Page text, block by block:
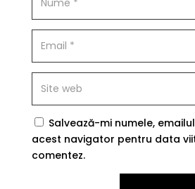
Salvează-mi numele,
acest navigator pentru data
comentez.